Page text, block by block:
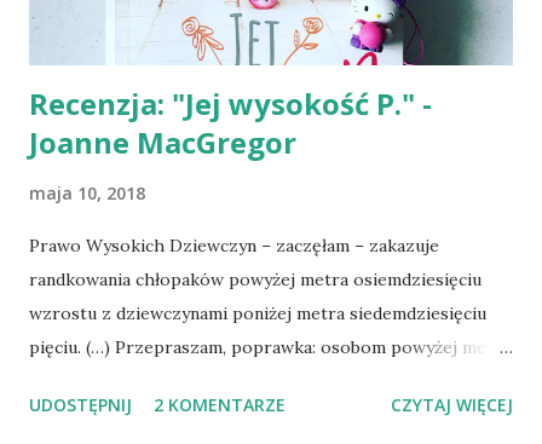
Recenzja: "Jej wysokość P." -
Joanne MacGregor
maja 10, 2018
Prawo Wysokich Dziewczyn – zaczęłam – zakazuje
randkowania chłopaków powyżej metra osiemdziesięciu
wzrostu z dziewczynami poniżej metra siedemdziesięciu
pięciu. (…) Przepraszam, poprawka: osobom powyżej metra
osobami poniżej metra siedemdziesięciu pięciu. Mam 170
UDOSTĘPNIJ 2 KOMENTARZE CZYTAJ WIĘCEJ